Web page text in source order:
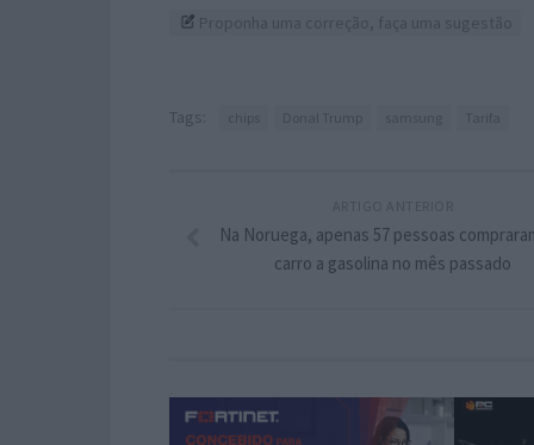
Tags:
Na Noruega, apenas 57 pessoas
carro a gasolina no mês passado